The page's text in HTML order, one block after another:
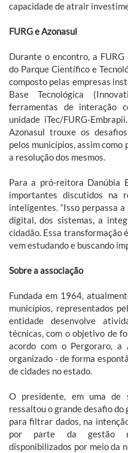
capacidade de atrair
FURG e Azonasul
Durante o encontro, a
do Parque Científico e
composto pelas empresas
Base Tecnológica
ferramentas de interação
unidade iTec/FURG-
Azonasul trouxe os
pelos municípios, assim como
a resolução dos mesmos.
Para a pró-reitora Danúbia
importantes discutidos na
inteligentes. “Isso perpassa
digital, dos sistemas, a
cidadão. Essa transformação
vem estudando e buscando
Sobre a associação
Fundada em 1964,
municípios, representados
entidade desenvolve
técnicas, com o objetivo de
acordo com o Pergoraro, a
organizado - de forma
de cidades no estado.
O presidente, em uma de
ressaltou o grande desafio
para filtrar dados, na
por parte da gestão
disponibilizados por meio da